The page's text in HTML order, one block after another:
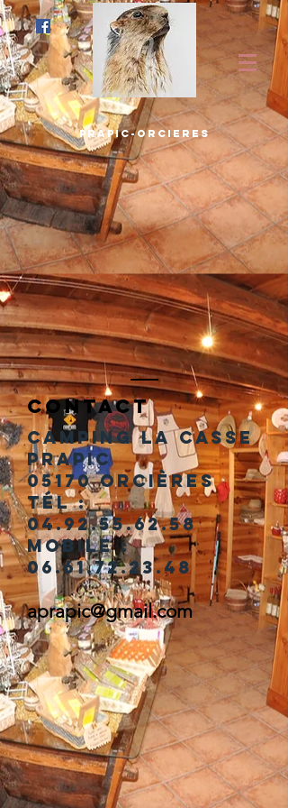
prapic-orcieres
Contact
CAMPING LA CASSE
Prapic
05170 Orcières
Tél :
04.92.55.62.58
Mobile :
06.61.72.23.48
aprapic@gmail.com